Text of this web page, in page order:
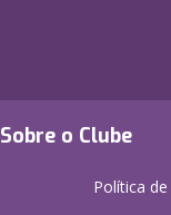
Sobre o Clube
Política